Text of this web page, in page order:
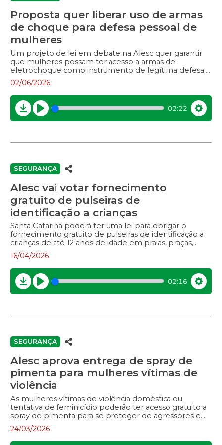
Proposta quer liberar uso de armas
de choque para defesa pessoal de
mulheres
Um projeto de lei em debate na Alesc quer garantir
que mulheres possam ter acesso a armas de
eletrochoque como instrumento de legítima defesa.
Essa iniciativa é de autoria do deputado Dr. Vicente
Caropreso (União Brasil). Durante a sessão do dia 2 de
junho, o parlamentar pediu, na tribuna, mais agilidade
na análise dessa proposta, que está na Comissão de
Constituição e Justiça. Entrevista com:– deputado Dr.
Vicente Caropreso (União Brasil), autor do Projeto de
02/06/2026
Download
Play
02:22
SEGURANÇA
Alesc vai votar fornecimento
gratuito de pulseiras de
identificação a crianças
Santa Catarina poderá ter uma lei para obrigar o
fornecimento gratuito de pulseiras de identificação a
crianças de até 12 anos de idade em praias, praças,
parques e também em eventos públicos realizados
no estado com mais de 150 pessoas. O projeto, de
autoria do deputado Maurício Peixer (PL), tem como
objetivo facilitar a localização de crianças perdidas. A
proposta estabelece que a responsabilidade pela
entrega das pulseiras de identificação será de órgãos
[…]
16/04/2026
Download
Play
02:16
SEGURANÇA
Alesc aprova entrega de spray de
pimenta para mulheres vítimas de
violência
As mulheres vítimas de violência doméstica ou
tentativa de feminicídio poderão ter acesso gratuito a
spray de pimenta para se proteger de agressores em
Santa Catarina. A medida está prevista em projeto de
lei aprovado pela Alesc na terça-feira (24), na etapa de
Curitibanos do programa Alesc Itinerante. A iniciativa é
24/03/2026